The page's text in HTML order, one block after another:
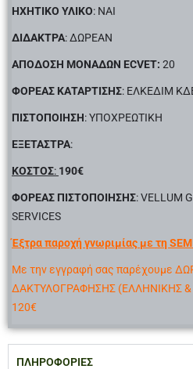
ΗΧΗΤΙΚΟ ΥΛΙΚΟ: ΝΑΙ
ΔΙΔΑΚΤΡΑ: ΔΩΡΕΑΝ
ΑΠΟΔΟΣΗ ΜΟΝΑΔΩΝ ECVET: 20
ΦΟΡΕΑΣ ΚΑΤΑΡΤΙΣΗΣ: ΕΛΚΕΔΙΜ
ΠΙΣΤΟΠΟΙΗΣΗ: ΥΠΟΧΡΕΩΤΙΚΗ
ΕΞΕΤΑΣΤΡΑ:
ΚΟΣΤΟΣ: 190€
ΦΟΡΕΑΣ ΠΙΣΤΟΠΟΙΗΣΗΣ: VELLUM
SERVICES
Έξτρα παροχή γνωριμίας με τη
Με την εγγραφή σας παρέχουμε
ΔΑΚΤΥΛΟΓΡΑΦΗΣΗΣ (ΕΛΛΗΝΙΚΗΣ &
120€
ΠΛΗΡΟΦΟΡΙΕΣ